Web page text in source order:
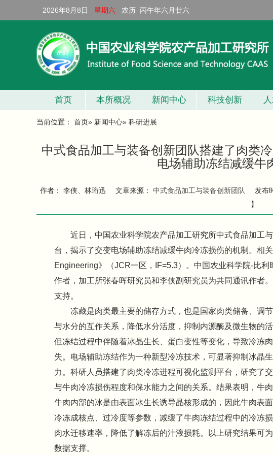
2026年8月8日 星期六 农历 丙午年六月廿六
首页 本所概况 新闻中心 科技创新
当前位置： 首页» 新闻中心» 科研进展
中式食品加工与装备创新团队搭建了肉类
电场辅助冻结减缓牛
作者： 李侠、林珩迅 文章来源： 中式食品加工与装备创新团队 发布
】
近日，中国农业科学院农产品加工研究所中式食品加工
台，揭示了交变电场辅助冻结减缓牛肉冷冻损伤的机制。相
Engineering》（JCR一区，IF=5.3）。中国农业科学院-比
作者，加工所张春晖研究员和李侠副研究员为共同通讯作者
支持。
冻藏是肉类最主要的储存方式，也是国家肉类储备、调
与水分的互作关系，降低水分活度，抑制内源酶及微生物的
但冻结过程中伴随着冰晶生长、蛋白变性等变化，导致冷冻
失。电场辅助冻结作为一种新型冷冻技术，可显著抑制冰晶
力。科研人员搭建了肉类冷冻进程可视化监测平台，研究了
与牛肉冷冻损伤程度和保水能力之间的关系。结果表明，牛
牛肉内部的冰是由表面冰生长诱导晶核形成的，因此牛肉表
冷冻成核点、过冷度等参数，减缓了牛肉冻结过程中的冷冻
肉水迁移速率，降低了解冻后的汁液损耗。以上研究结果可
数据支撑。